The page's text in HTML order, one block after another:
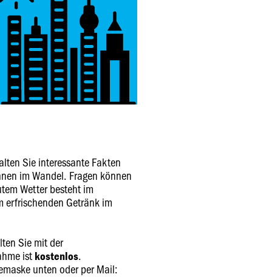
Sie interessante Fakten
im Wandel. Fragen können
Wetter besteht im
erfrischenden Getränk im
Sie mit der
ist kostenlos.
unten oder per Mail: